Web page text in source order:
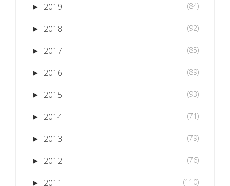
► 2019 (84)
► 2018 (92)
► 2017 (85)
► 2016 (89)
► 2015 (93)
► 2014 (71)
► 2013 (79)
► 2012 (76)
► 2011 (110)